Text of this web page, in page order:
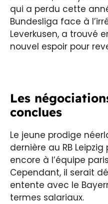
qui a perdu cette
Bundesliga face à
Leverkusen, a trouvé
nouvel espoir pour
Les
conclues
Le jeune prodige
dernière au RB
encore à l’équipe
Cependant, il serait
entente avec le
termes salariaux.